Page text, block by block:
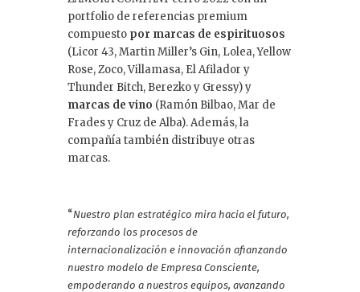
portfolio de referencias premium
compuesto por marcas de espirituosos
(Licor 43, Martin Miller’s Gin, Lolea, Yellow
Rose, Zoco, Villamasa, El Afilador y
Thunder Bitch, Berezko y Gressy) y
marcas de vino (Ramón Bilbao, Mar de
Frades y Cruz de Alba). Además, la
compañía también distribuye otras
marcas.
“Nuestro plan estratégico mira hacia el futuro,
reforzando los procesos de
internacionalización e innovación afianzando
nuestro modelo de Empresa Consciente,
empoderando a nuestros equipos, avanzando